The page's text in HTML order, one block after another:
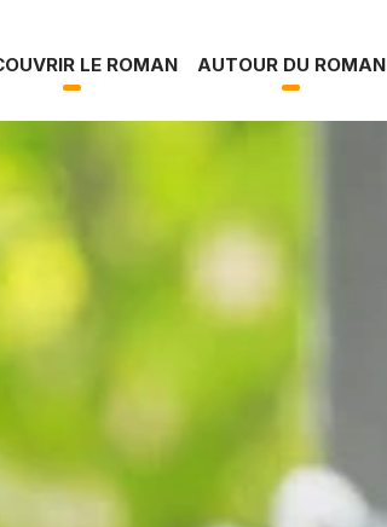
la vallée
LE ROMAN AUTOUR DU ROMAN